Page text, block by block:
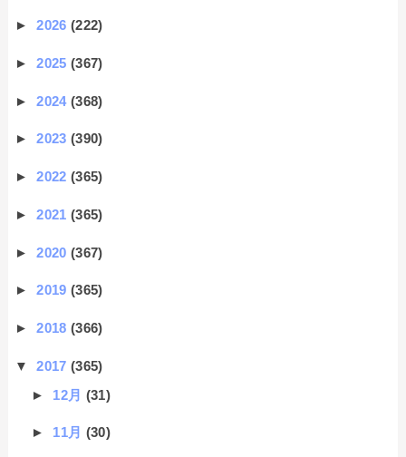
►2026(222)
►2025(367)
►2024(368)
►2023(390)
►2022(365)
►2021(365)
►2020(367)
►2019(365)
►2018(366)
▼2017(365)
► 12月 (31)
► 11月 (30)